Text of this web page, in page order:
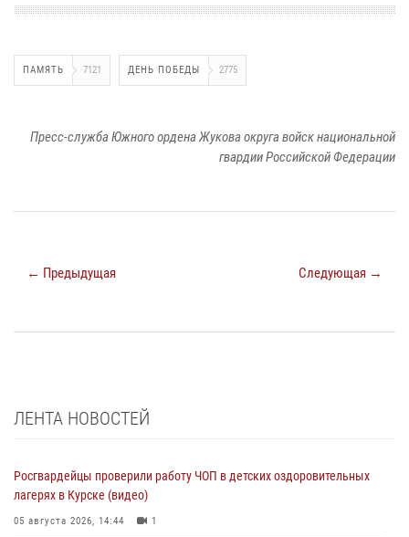
ПАМЯТЬ 7121 ДЕНЬ ПОБЕДЫ 2775
Пресс-служба Южного ордена Жукова округа войск национальной
гвардии Российской Федерации
← Предыдущая Следующая →
ЛЕНТА НОВОСТЕЙ
Росгвардейцы проверили работу ЧОП в детских оздоровительных
лагерях в Курске (видео)
05 августа 2026, 14:44 1